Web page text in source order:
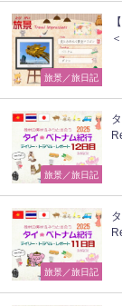
旅景／旅日記
旅景／旅日記
旅景／旅日記